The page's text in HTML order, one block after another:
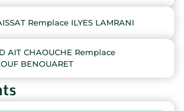
Remplace ILYES LAMRANI
AIT CHAOUCHE Remplace
BENOUARET